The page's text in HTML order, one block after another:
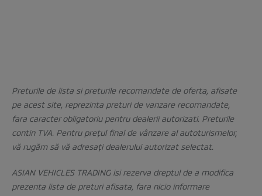
Preturile de lista si preturile recomandate de oferta, afisate
pe acest site, reprezinta preturi de vanzare recomandate,
fara caracter obligatoriu pentru dealerii autorizati. Preturile
contin TVA. Pentru prețul final de vânzare al autoturismelor,
vă rugăm să vă adresați dealerului autorizat selectat.
ASIAN VEHICLES TRADING isi rezerva dreptul de a modifica
prezenta lista de preturi afisata, fara nicio informare